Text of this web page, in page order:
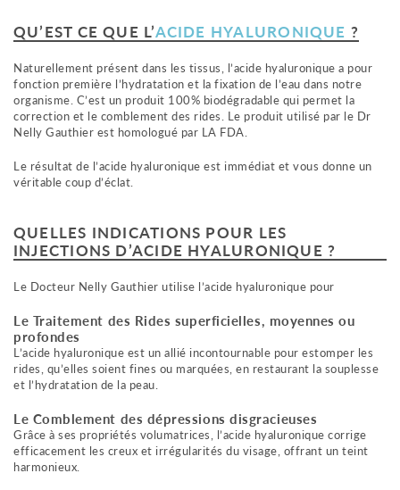
QU’EST CE QUE L’ACIDE HYALURONIQUE ?
Naturellement présent dans les tissus, l’acide hyaluronique a pour
fonction première l’hydratation et la fixation de l’eau dans notre
organisme. C’est un produit 100% biodégradable qui permet la
correction et le comblement des rides. Le produit utilisé par le Dr
Nelly Gauthier est homologué par LA FDA.
Le résultat de l’acide hyaluronique est immédiat et vous donne un
véritable coup d’éclat.
QUELLES INDICATIONS POUR LES
INJECTIONS D’ACIDE HYALURONIQUE ?
Le Docteur Nelly Gauthier utilise l’acide hyaluronique pour
Le Traitement des Rides superficielles, moyennes ou
profondes
L’acide hyaluronique est un allié incontournable pour estomper les
rides, qu’elles soient fines ou marquées, en restaurant la souplesse
et l’hydratation de la peau.
Le Comblement des dépressions disgracieuses
Grâce à ses propriétés volumatrices, l’acide hyaluronique corrige
efficacement les creux et irrégularités du visage, offrant un teint
harmonieux.